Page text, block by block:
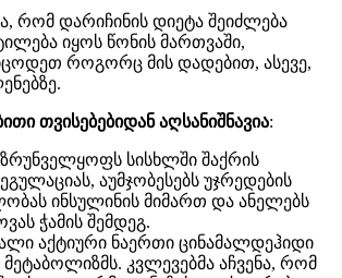
რომ დარიჩინის დიეტა შეიძლება
იყოს წონის მართვაში,
როგორც მის დადებით, ასევე,
თვისებებიდან აღსანიშნავია:
სისხლში შაქრის
აუმჯობესებს უჯრედების
ინსულინის მიმართ და ანელებს
ჭამის შემდეგ.
აქტიური ნაერთი ცინამალდეჰიდი
კვლევებმა აჩვენა, რომ